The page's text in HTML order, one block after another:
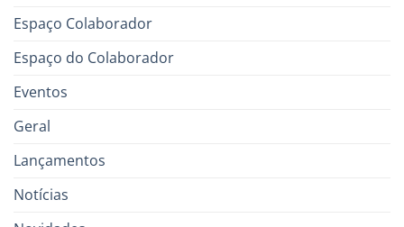
Espaço Colaborador
Espaço do Colaborador
Eventos
Geral
Lançamentos
Notícias